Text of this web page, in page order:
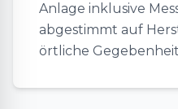
Anlage inklusive
abgestimmt auf
örtliche